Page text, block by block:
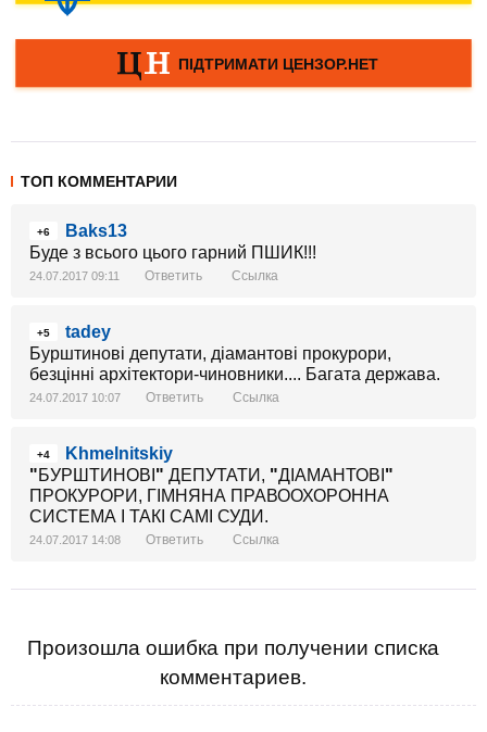
ТОП КОММЕНТАРИИ
+6
Baks13
Буде з всього цього гарний ПШИК!!!
24.07.2017 09:11 Ответить Ссылка
+5
tadey
Бурштинові депутати, діамантові прокурори,
безцінні архітектори-чиновники.... Багата держава.
24.07.2017 10:07 Ответить Ссылка
+4
Khmelnitskiy
"БУРШТИНОВІ " ДЕПУТАТИ, "ДІАМАНТОВІ "
ПРОКУРОРИ, ГІМНЯНА ПРАВООХОРОННА
СИСТЕМА І ТАКІ САМІ СУДИ.
24.07.2017 14:08 Ответить Ссылка
Произошла ошибка при получении списка
комментариев.